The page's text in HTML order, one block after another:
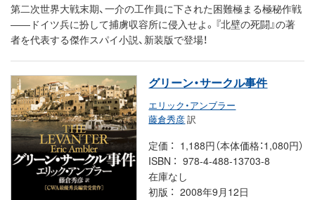
第二次世界大戦末期、一介の工作員に下された困難極まる極秘作戦
――ドイツ兵に扮して捕虜収容所に侵入せよ。『北壁の死闘』の著
者を代表する傑作スパイ小説、新装版で登場！
グリーン・サークル事件
エリック・アンブラー
藤倉秀彦訳
定価
1,188円（本体価格：1,080円）
ISBN
978-4-488-13703-8
在庫なし
初版
2008年9月12日